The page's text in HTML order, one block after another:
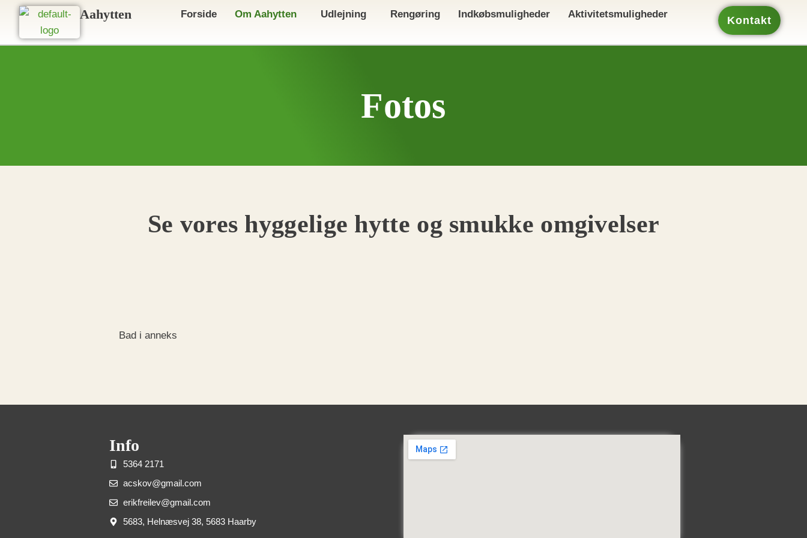
indholdet
Aahytten Forside Om Aahytten Udlejning Rengøring Indkøbsmuligheder Aktivitetsmuligheder
Kontakt
Fotos
Se vores hyggelige hytte og smukke omgivelser
Bad i anneks
Info
5364 2171
acskov@gmail.com
erikfreilev@gmail.com
5683, Helnæsvej 38, 5683 Haarby